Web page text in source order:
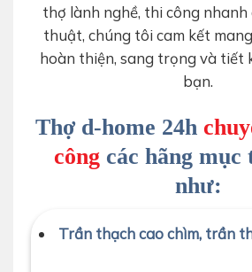
thợ lành nghề, thi công nhanh
thuật, chúng tôi cam kết
hoàn thiện, sang trọng và tiết
bạn.
Thợ d-home 24h
công các hãng mục
như:
Trần thạch cao chìm, trần